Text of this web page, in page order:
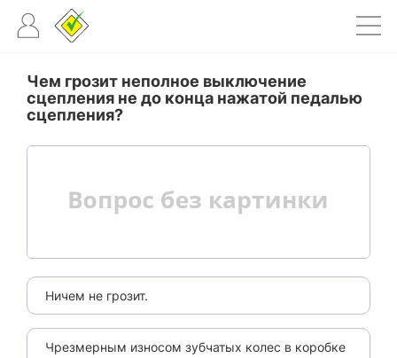
Чем грозит неполное выключение
сцепления не до конца нажатой педалью
сцепления?
Ничем не грозит.
Чрезмерным износом зубчатых колес в коробке